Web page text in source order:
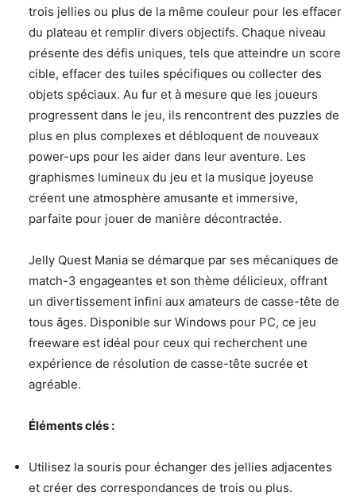
trois jellies ou plus de la même couleur pour les effacer
du plateau et remplir divers objectifs. Chaque niveau
présente des défis uniques, tels que atteindre un score
cible, effacer des tuiles spécifiques ou collecter des
objets spéciaux. Au fur et à mesure que les joueurs
progressent dans le jeu, ils rencontrent des puzzles de
plus en plus complexes et débloquent de nouveaux
power-ups pour les aider dans leur aventure. Les
graphismes lumineux du jeu et la musique joyeuse
créent une atmosphère amusante et immersive,
parfaite pour jouer de manière décontractée.
Jelly Quest Mania se démarque par ses mécaniques de
match-3 engageantes et son thème délicieux, offrant
un divertissement infini aux amateurs de casse-tête de
tous âges. Disponible sur Windows pour PC, ce jeu
freeware est idéal pour ceux qui recherchent une
expérience de résolution de casse-tête sucrée et
agréable.
Éléments clés :
Utilisez la souris pour échanger des jellies adjacentes
et créer des correspondances de trois ou plus.